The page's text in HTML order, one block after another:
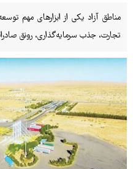
مناطق آزاد یکی از ابزارهای مهم
تجارت، جذب سرمایه‌گذاری، رونق